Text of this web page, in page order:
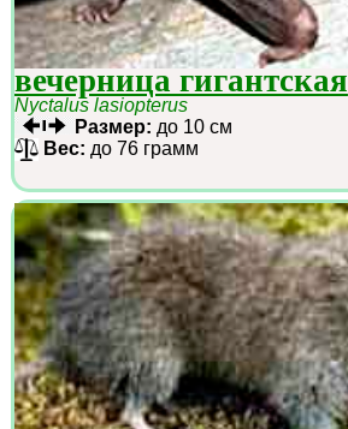
вечерница гигантская
Nyctalus lasiopterus
Размер: до 10 см
Вес: до 76 грамм